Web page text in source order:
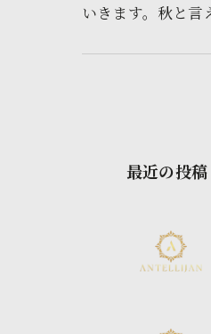
いきます。秋と言
最近の投稿